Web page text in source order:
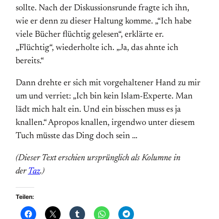
sollte. Nach der Diskussionsrunde fragte ich ihn,
wie er denn zu dieser Haltung komme. „“Ich habe
viele Bücher flüchtig gelesen“, erklärte er.
„Flüchtig“, wiederholte ich. „Ja, das ahnte ich
bereits.“
Dann drehte er sich mit vorgehaltener Hand zu mir
um und verriet: „Ich bin kein Islam-Experte. Man
lädt mich halt ein. Und ein bisschen muss es ja
knallen.“ Apropos knallen, irgendwo unter diesem
Tuch müsste das Ding doch sein …
(Dieser Text erschien ursprünglich als Kolumne in
der Taz.)
Teilen: